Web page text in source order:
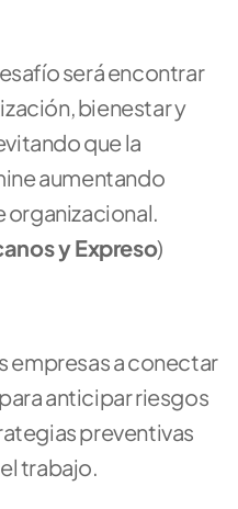
será encontrar
bienestar y
que la
aumentando
y Expreso)
empresas a conectar
anticipar riesgos
preventivas
trabajo.